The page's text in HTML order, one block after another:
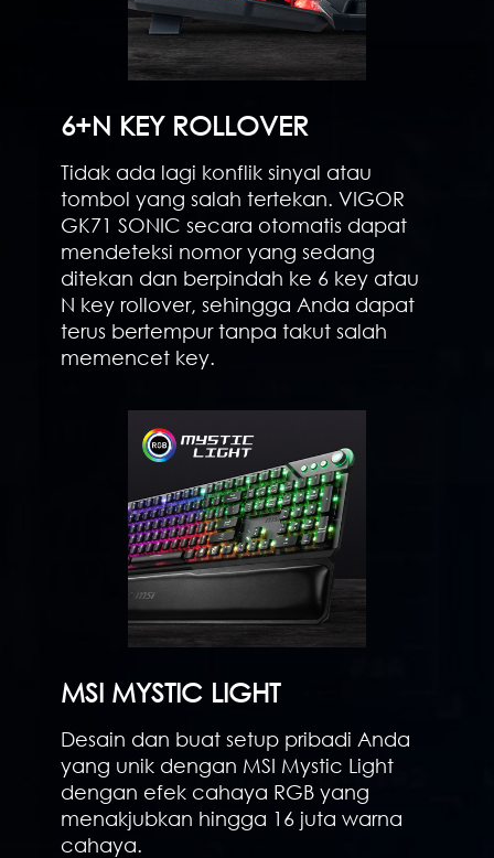
6+N KEY ROLLOVER
Tidak ada lagi konflik sinyal atau
tombol yang salah tertekan. VIGOR
GK71 SONIC secara otomatis dapat
mendeteksi nomor yang sedang
ditekan dan berpindah ke 6 key atau
N key rollover, sehingga Anda dapat
terus bertempur tanpa takut salah
memencet key.
MSI MYSTIC LIGHT
Desain dan buat setup pribadi Anda
yang unik dengan MSI Mystic Light
dengan efek cahaya RGB yang
menakjubkan hingga 16 juta warna
cahaya.